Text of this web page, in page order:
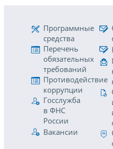
Программные
средства
Перечень
обязательных
требований
Противодействие
коррупции
Госслужба
в ФНС
России
Вакансии